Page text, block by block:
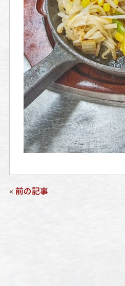
« 前の記事